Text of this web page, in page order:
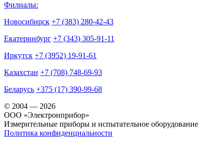
Филиалы:
Новосибирск +7 (383) 280-42-43
Екатеринбург +7 (343) 305-91-11
Иркутск +7 (3952) 19-91-61
Казахстан +7 (708) 748-69-93
Беларусь +375 (17) 390-99-68
© 2004 — 2026
OOO «Электронприбор»
Измерительные приборы и испытательное оборудование
Политика конфиденциальности